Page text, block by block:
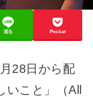
送る Pocket
28日から配
いこと」（All